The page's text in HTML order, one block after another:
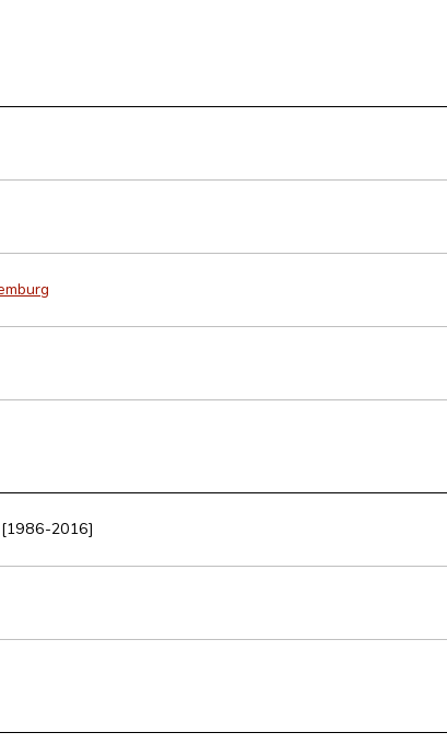
[1986-2016]